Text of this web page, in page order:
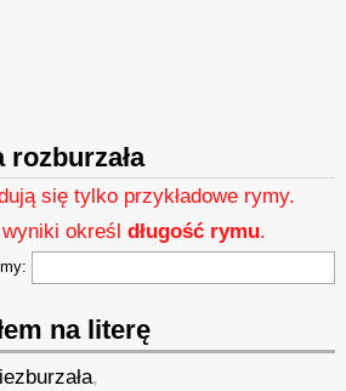
rozburzała
się tylko przykładowe rymy.
wyniki określdługość rymu.
na literę
,